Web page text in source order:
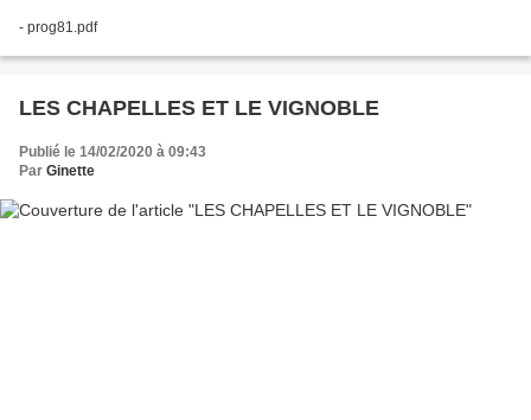
- prog81.pdf
LES CHAPELLES ET LE VIGNOBLE
Publié le 14/02/2020 à 09:43
Par Ginette